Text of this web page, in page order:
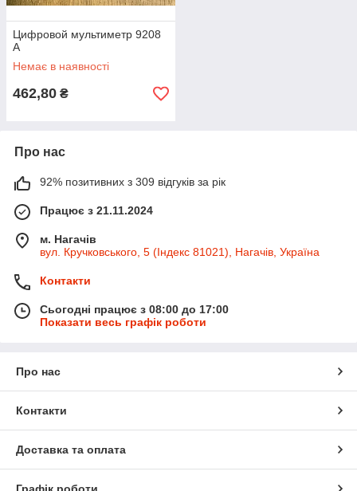
Цифровой мультиметр 9208
А
Немає в наявності
462,80 ₴
Про нас
92% позитивних з 309 відгуків за рік
Працює з 21.11.2024
м. Нагачів
вул. Кручковського, 5 (Індекс 81021), Нагачів, Україна
Контакти
Сьогодні працює з 08:00 до 17:00
Показати весь графік роботи
Про нас
Контакти
Доставка та оплата